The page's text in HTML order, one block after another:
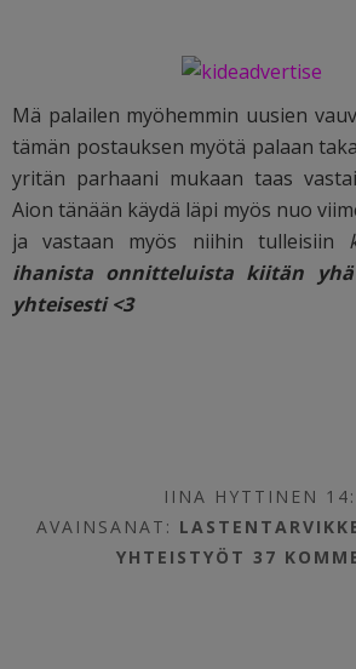
Mä palailen myöhemmin uusien
tämän postauksen myötä palaan
yritän parhaani mukaan taas
Aion tänään käydä läpi myös nuo
ja vastaan myös niihin tulleisiin
ihanista onnitteluista kiitän
yhteisesti <3
IINA HYTTINEN
AVAINSANAT:
YHTEISTYÖT 37